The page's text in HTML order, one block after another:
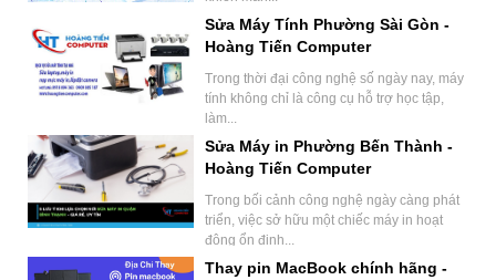
Sửa Máy Tính Phường Sài Gòn -
Hoàng Tiến Computer
Trong thời đại công nghệ số ngày nay, máy
tính không chỉ là công cụ hỗ trợ học tập,
làm...
Sửa Máy in Phường Bến Thành -
Hoàng Tiến Computer
Trong bối cảnh công nghệ ngày càng phát
triển, việc sở hữu một chiếc máy in hoạt
động ổn định...
Thay pin MacBook chính hãng -